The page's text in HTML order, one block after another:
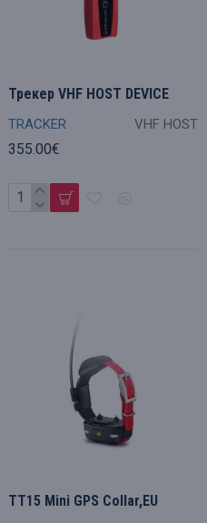
TRACKER VHF HOST
Трекер VHF HOST DEVICE
355.00€
TT15 Mini GPS Collar,EU